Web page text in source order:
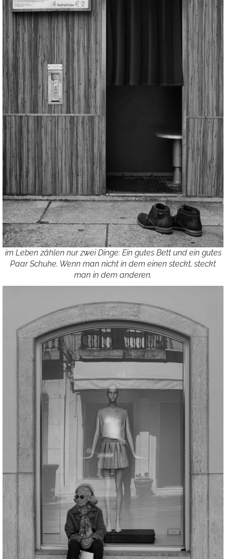
im Leben zählen nur zwei Dinge: Ein gutes Bett und ein gutes
Paar Schuhe. Wenn man nicht in dem einen steckt, steckt
man in dem anderen.